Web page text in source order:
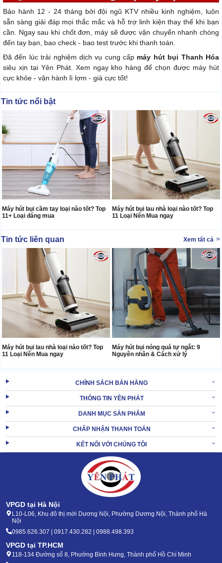
Bảo hành 12 - 24 tháng bởi đội ngũ KTV nhiều kinh nghiệm, luôn
sẵn sàng giải đáp mọi thắc mắc và hỗ trợ linh kiện thay thế khi bạn
cần. Ngay sau khi chốt đơn, máy sẽ được vận chuyển nhanh chóng
đến tay bạn, bao check - bao test trước khi thanh toán.
Đã đến lúc trải nghiệm dịch vụ cung cấp máy hút bụi Thanh Hóa
siêu xịn tại Yên Phát. Xem ngay kho hàng để chọn được máy hút
cực khỏe - vận hành lì lợm - giá cực tốt!
Tin tức nổi bật
Máy hút bụi cầm tay loại nào tốt? Top
11+ Loại đáng mua
Máy hút bụi lau nhà loại nào tốt? Top
11 Loại Nên Mua ngay
Tin tức liên quan Xem tất cả
Máy hút bụi lau nhà loại nào tốt? Top
11 Loại Nên Mua ngay
Máy hút bụi nóng quá tự ngắt: 9
Nguyên nhân & Cách xử lý
CHÍNH SÁCH BÁN HÀNG
THÔNG TIN YÊN PHÁT
DANH MỤC SẢN PHẨM
CHẤP NHẬN THANH TOÁN
KẾT NỐI VỚI CHÚNG TÔI
VPGD tại Hà Nội
L10-L06, Khu đô thị mới Dương Nội, Phường Dương Nội, Thành phố Hà
Nội
0985.626.307 | 0917.430.282 | 0988.498.393
VPGD tại TP.HCM
118-134 Đường số 8, Phường Bình Hưng, Thành phố Hồ Chí Minh